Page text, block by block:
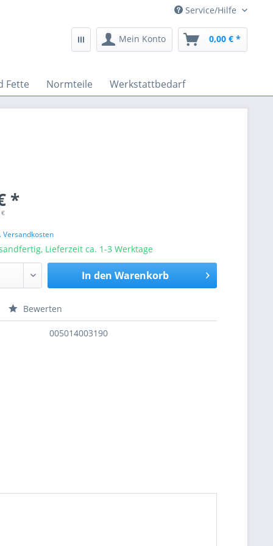
Service/Hilfe
Mein Konto 0,00 € *
Fette Normteile Werkstattbedarf
*
Versandkosten
Lieferzeit ca. 1-3 Werktage
In den Warenkorb
Bewerten
005014003190